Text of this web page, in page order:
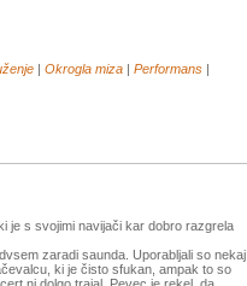
Okrogla miza Performans
je s svojimi navijači kar dobro razgrela
zaradi saunda. Uporabljali so nekaj
ki je čisto sfukan, ampak to so